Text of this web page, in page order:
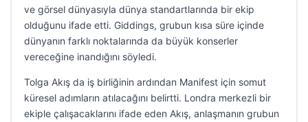
ve görsel dünyasıyla dünya standartlarında bir ekip
olduğunu ifade etti. Giddings, grubun kısa süre içinde
dünyanın farklı noktalarında da büyük konserler
vereceğine inandığını söyledi.
Tolga Akış da iş birliğinin ardından Manifest için somut
küresel adımların atılacağını belirtti. Londra merkezli bir
ekiple çalışacaklarını ifade eden Akış, anlaşmanın grubun